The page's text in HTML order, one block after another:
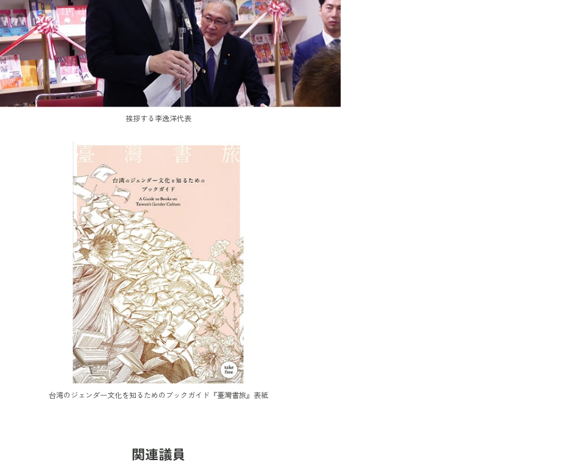
挨拶する李逸洋代表
台湾のジェンダー文化を知るためのブックガイド『臺灣書旅』表紙
関連議員